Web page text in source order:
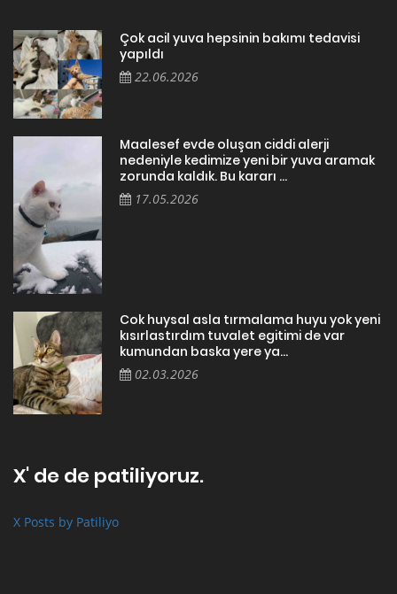
Çok acil yuva hepsinin bakımı tedavisi
yapıldı
22.06.2026
Maalesef evde oluşan ciddi alerji
nedeniyle kedimize yeni bir yuva aramak
zorunda kaldık. Bu kararı ...
17.05.2026
Cok huysal asla tırmalama huyu yok yeni
kısırlastırdım tuvalet egitimi de var
kumundan baska yere ya...
02.03.2026
X' de de patiliyoruz.
X Posts by Patiliyo